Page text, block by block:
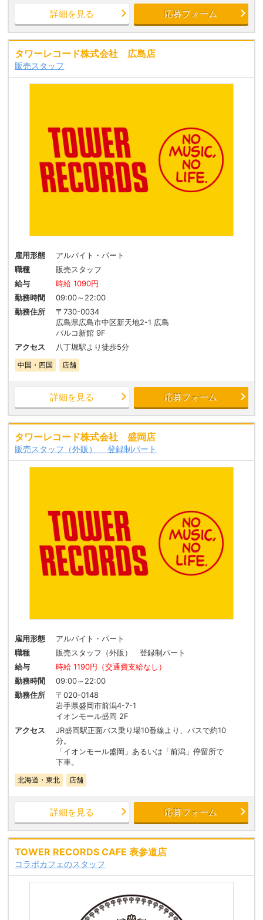
詳細を見る 応募フォーム
タワーレコード株式会社 広島店
販売スタッフ
雇用形態
アルバイト・パート
職種
販売スタッフ
給与
時給 1090円
勤務時間
09:00～22:00
勤務住所
〒730-0034
広島県広島市中区新天地2-1 広島
パルコ新館 9F
アクセス
八丁堀駅より徒歩5分
中国・四国 店舗
詳細を見る 応募フォーム
タワーレコード株式会社 盛岡店
販売スタッフ（外販） 登録制パート
雇用形態
アルバイト・パート
職種
販売スタッフ（外販） 登録制パート
給与
時給 1190円（交通費支給なし）
勤務時間
09:00～22:00
勤務住所
〒020-0148
岩手県盛岡市前潟4-7-1
イオンモール盛岡 2F
アクセス
JR盛岡駅正面バス乗り場10番線より、バスで約10
分。
「イオンモール盛岡」あるいは「前潟」停留所で
下車。
北海道・東北 店舗
詳細を見る 応募フォーム
TOWER RECORDS CAFE 表参道店
コラボカフェのスタッフ